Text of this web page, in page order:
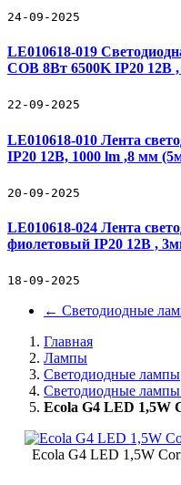
24-09-2025
LE010618-019
COB 8Вт 6500K IP20 12В
22-09-2025
LE010618-010 Лента
IP20 12В, 1000 lm ,8 мм
20-09-2025
LE010618-024 Лента
фиолетовый IP20 12В ,
18-09-2025
← Светодиодные
Главная
Лампы
Светодиодные лампы
Светодиодные
Ecola G4 LED 1,5W
Ecola G4 LED 1,5W